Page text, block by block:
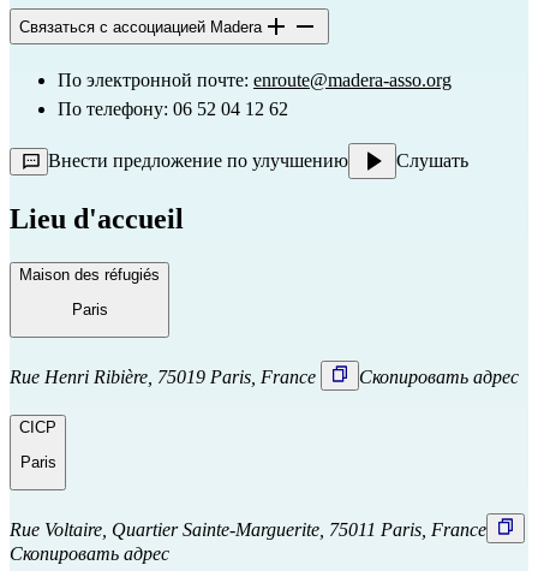
Связаться с ассоциацией Madera
По электронной почте: enroute@madera-asso.org
По телефону: 06 52 04 12 62
Внести предложение по улучшению Слушать
Lieu d'accueil
Maison des réfugiés
Paris
Rue Henri Ribière, 75019 Paris, France Скопировать адрес
CICP
Paris
Rue Voltaire, Quartier Sainte-Marguerite, 75011 Paris, France
Скопировать адрес